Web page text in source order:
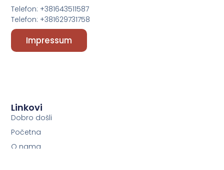
Linkovi
Dobro došli
Početna
O nama
Telefon: +381643511587
Telefon: +381629731758
Impressum